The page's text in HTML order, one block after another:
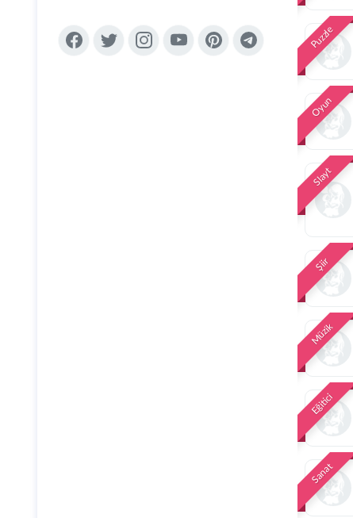
Puzzle
Oyun
Slayt
Şiir
Müzik
Eğitici
Sanat